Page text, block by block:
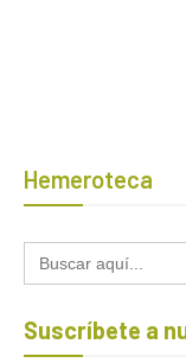
Hemeroteca
Buscar:
Suscríbete a